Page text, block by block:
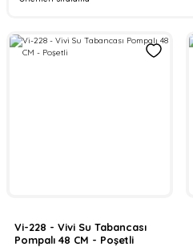
Vi-228 - Vivi Su Tabancası
Pompalı 48 CM - Poşetli